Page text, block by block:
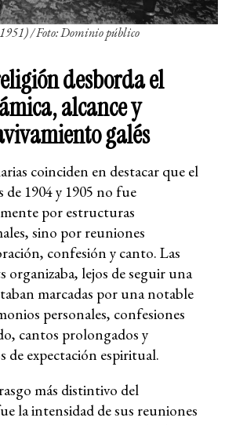
/ Foto: Dominio público
desborda el
alcance y
galés
coinciden en destacar que el
de 1904 y 1905 no fue
por estructuras
sino por reuniones
confesión y canto. Las
organizaba, lejos de seguir una
marcadas por una notable
personales, confesiones
cantos prolongados y
de expectación espiritual.
más distintivo del
la intensidad de sus reuniones